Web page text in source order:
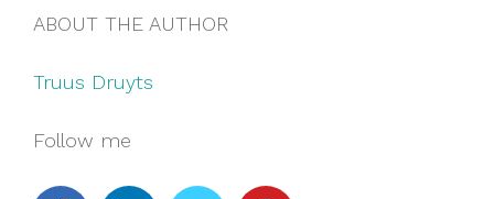
ABOUT THE AUTHOR
Truus Druyts
Follow me